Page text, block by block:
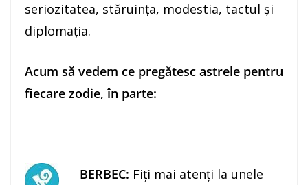
seriozitatea, stăruinţa, modestia, tactul şi
diplomaţia.
Acum să vedem ce pregătesc astrele pentru
fiecare zodie, în parte:
BERBEC: Fiţi mai atenţi la unele